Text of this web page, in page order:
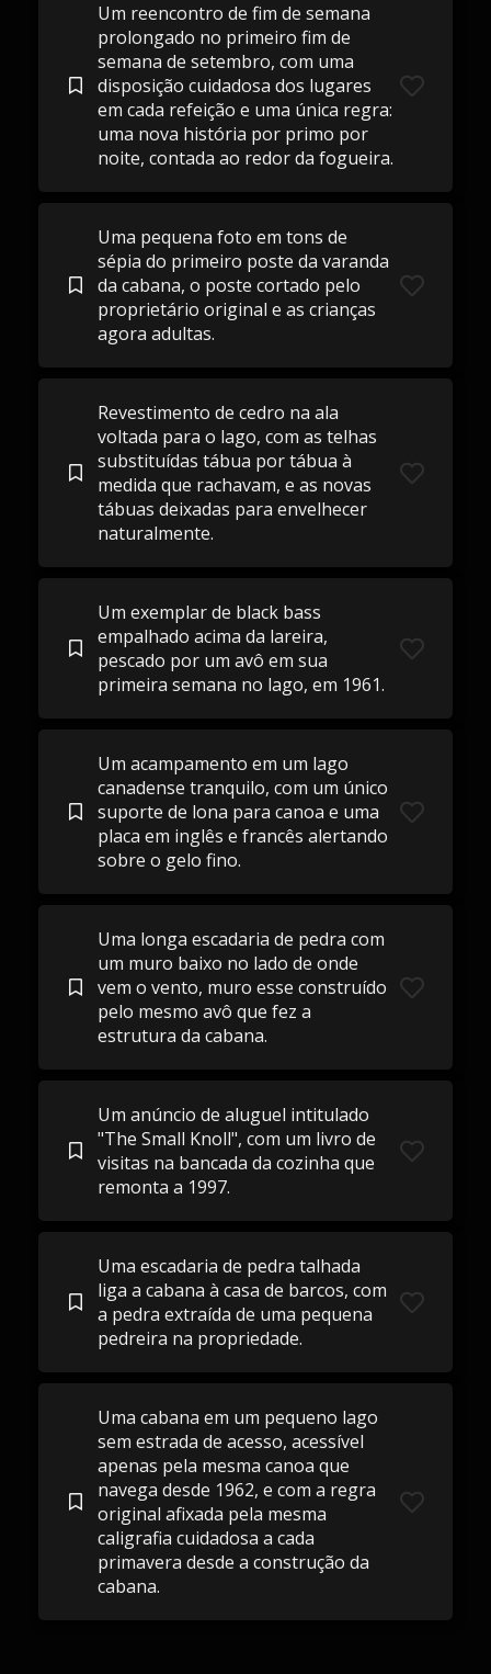
Um reencontro de fim de semana
prolongado no primeiro fim de
semana de setembro, com uma
disposição cuidadosa dos lugares
em cada refeição e uma única regra:
uma nova história por primo por
noite, contada ao redor da fogueira.
Uma pequena foto em tons de
sépia do primeiro poste da varanda
da cabana, o poste cortado pelo
proprietário original e as crianças
agora adultas.
Revestimento de cedro na ala
voltada para o lago, com as telhas
substituídas tábua por tábua à
medida que rachavam, e as novas
tábuas deixadas para envelhecer
naturalmente.
Um exemplar de black bass
empalhado acima da lareira,
pescado por um avô em sua
primeira semana no lago, em 1961.
Um acampamento em um lago
canadense tranquilo, com um único
suporte de lona para canoa e uma
placa em inglês e francês alertando
sobre o gelo fino.
Uma longa escadaria de pedra com
um muro baixo no lado de onde
vem o vento, muro esse construído
pelo mesmo avô que fez a
estrutura da cabana.
Um anúncio de aluguel intitulado
"The Small Knoll", com um livro de
visitas na bancada da cozinha que
remonta a 1997.
Uma escadaria de pedra talhada
liga a cabana à casa de barcos, com
a pedra extraída de uma pequena
pedreira na propriedade.
Uma cabana em um pequeno lago
sem estrada de acesso, acessível
apenas pela mesma canoa que
navega desde 1962, e com a regra
original afixada pela mesma
caligrafia cuidadosa a cada
primavera desde a construção da
cabana.